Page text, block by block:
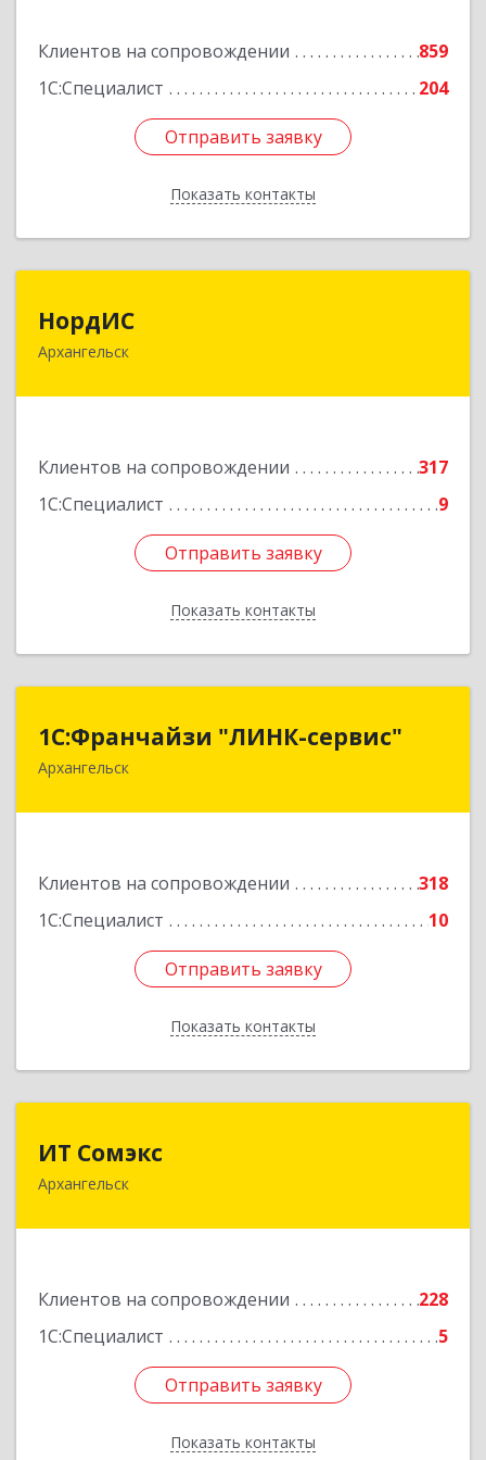
Клиентов на сопровождении
859
1С:Специалист
204
Отправить заявку
Показать контакты
Подробнее
Отправить заявку
Назад
НордИС
Архангельск
Клиентов на сопровождении
317
1С:Специалист
9
Отправить заявку
Показать контакты
163071, Архангельская обл, Архангельск г,
Отправить заявку
Назад
1С:Франчайзи "ЛИНК-сервис"
Архангельск
Клиентов на сопровождении
318
1С:Специалист
10
Отправить заявку
Показать контакты
1С:Франчайзи "ЛИНК-сервис"
163000, Архангельская обл, Архангельск г,
Отправить заявку
Назад
ИТ Сомэкс
Архангельск
Клиентов на сопровождении
228
1С:Специалист
5
Отправить заявку
Показать контакты
163001, Архангельская обл, Архангельск г,
Подробнее
Отправить заявку
Назад